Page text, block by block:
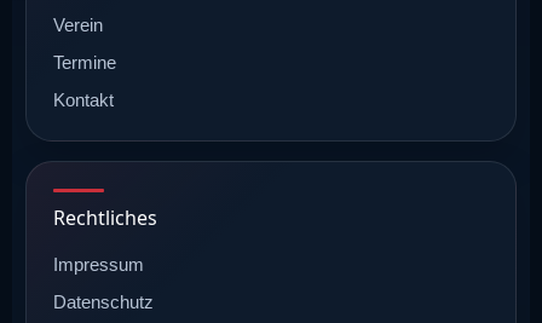
Verein
Termine
Kontakt
Rechtliches
Impressum
Datenschutz